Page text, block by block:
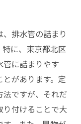
排水管の詰まり
に、東京都北区
管に詰まりやす
があります。定
ですが、それだ
付けることで大